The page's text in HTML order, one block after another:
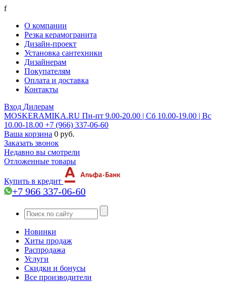
f
О компании
Резка керамогранита
Дизайн-проект
Установка сантехники
Дизайнерам
Покупателям
Оплата и доставка
Контакты
Вход Дилерам
MOSKERAMIKA.RU Пн-пт 9.00-20.00 | Сб 10.00-19.00 | Вс
10.00-18.00 +7 (966) 337-06-60
Ваша корзина 0 руб.
Заказать звонок
Недавно вы смотрели
Отложенные товары
Купить в кредит
+7 966 337-06-60
Новинки
Хиты продаж
Распродажа
Услуги
Скидки и бонусы
Все производители